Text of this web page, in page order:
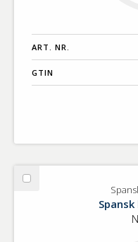
ART. NR.
GTIN
Välj